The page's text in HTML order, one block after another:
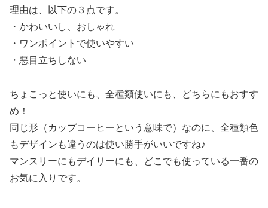
理由は、以下の３点です。
・かわいいし、おしゃれ
・ワンポイントで使いやすい
・悪目立ちしない
ちょこっと使いにも、全種類使いにも、どちらにもおすす
め！
同じ形（カップコーヒーという意味で）なのに、全種類色
もデザインも違うのは使い勝手がいいですね♪
マンスリーにもデイリーにも、どこでも使っている一番の
お気に入りです。